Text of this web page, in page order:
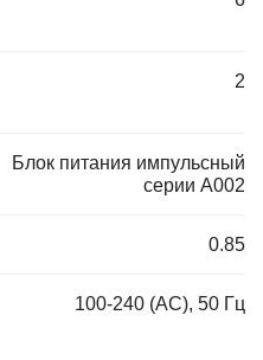
2
Блок питания импульсный
серии А002
0.85
100-240 (AC), 50 Гц